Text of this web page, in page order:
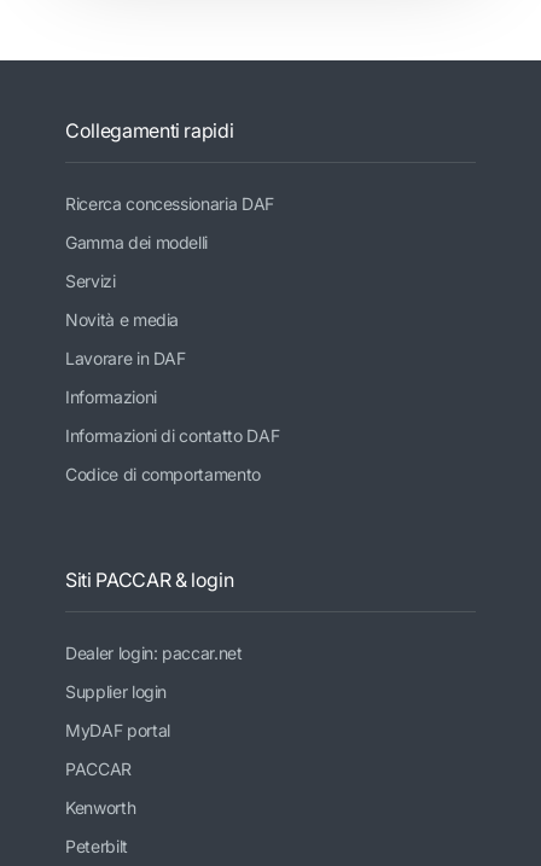
Collegamenti rapidi
Ricerca concessionaria DAF
Gamma dei modelli
Servizi
Novità e media
Lavorare in DAF
Informazioni
Informazioni di contatto DAF
Codice di comportamento
Siti PACCAR & login
Dealer login: paccar.net
Supplier login
MyDAF portal
PACCAR
Kenworth
Peterbilt